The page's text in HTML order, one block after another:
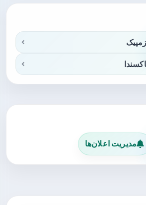
مدیریت اعلان‌ها